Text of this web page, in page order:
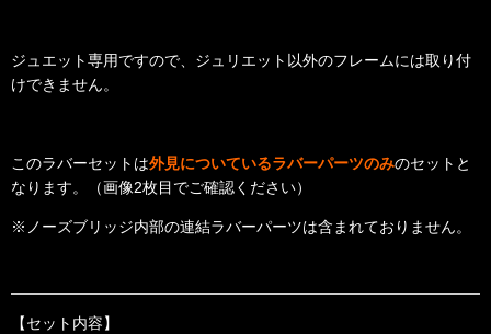
ジュエット専用ですので、ジュリエット以外のフレームには取り付
けできません。
このラバーセットは外見についているラバーパーツのみのセットと
なります。（画像2枚目でご確認ください）
※ノーズブリッジ内部の連結ラバーパーツは含まれておりません。
【セット内容】